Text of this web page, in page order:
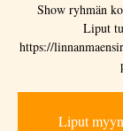
Show ryhmän
Liput
https://
Liput